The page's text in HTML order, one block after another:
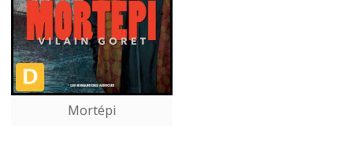
Mortépi